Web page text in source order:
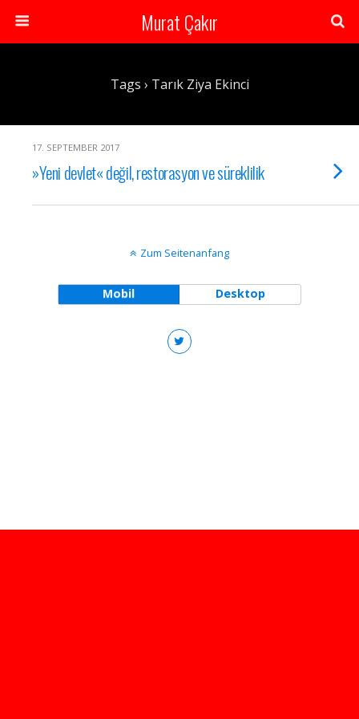
Murat Çakır
Tags › Tarık Ziya Ekinci
17. SEPTEMBER 2017
»Yeni devlet« değil, restorasyon ve süreklilik
Zum Seitenanfang
Mobil Desktop